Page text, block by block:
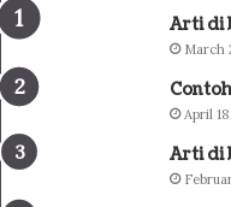
Arti di
March
April
Arti di